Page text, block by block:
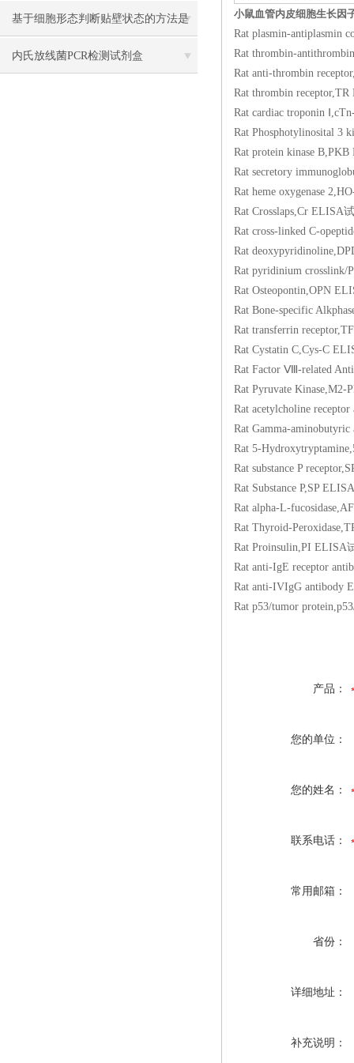
基于细胞形态判断贴壁状态的方法是
什么？细胞形态改变与贴壁能力的对
内氏放线菌PCR检测试剂盒
小鼠血管内皮细胞生长因
Rat plasmin-antiplasmin
Rat thrombin-
Rat anti-thrombin
Rat thrombin
Rat cardiac troponin
Rat Phosphotylinosital 3
Rat protein kinase
Rat secretory
Rat heme oxygenase
Rat Crosslaps,Cr
Rat cross-linked C-
Rat
Rat pyridinium
Rat Osteopontin,OPN
Rat Bone-specific
Rat transferrin
Rat Cystatin C,Cys-C
Rat Factor Ⅷ-related
Rat Pyruvate
Rat acetylcholine
Rat Gamma-
Rat 5-
Rat substance P
Rat Substance P,SP
Rat alpha-L-
Rat Thyroid-
Rat Proinsulin,PI
Rat anti-IgE receptor
Rat anti-IVIgG antibody
Rat p53/tumor
产品：
您的单位：
您的姓名：
联系电话：
常用邮箱：
省份：
详细地址：
补充说明：